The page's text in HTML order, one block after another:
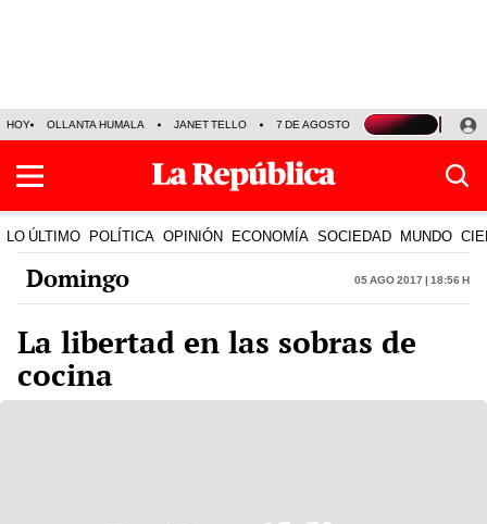
HOY OLLANTA HUMALA JANET TELLO 7 DE AGOSTO TINKA RESULTADOS
LO ÚLTIMO POLÍTICA OPINIÓN ECONOMÍA SOCIEDAD MUNDO
Domingo 05 Ago 2017 | 18:56 h
La libertad en las sobras de
cocina